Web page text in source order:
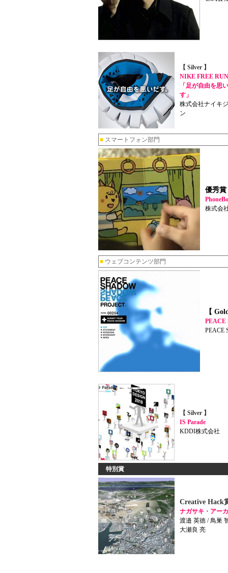
【 Silver 】
NIKE FREE
「足が自由を思
す」
株式会社ナイキ
ン
■ スマートフォン部門
優秀賞
株式会
■ ウェブコンテンツ部門
【
PEACE
PEACE
【 Silver 】
IS Parade
KDDI株式会社
特別賞
Creative Hack
ナガサキ・アー
渡邉 英徳 / 鳥巣
大瀬良 亮